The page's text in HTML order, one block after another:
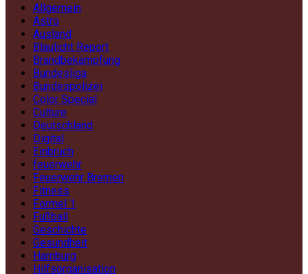
Allgemein
Astro
Ausland
Blaulicht Report
Brandbekämpfung
Bundesliga
Bundespolizei
Color Special
Culture
Deutschland
Digital
Einbruch
feuerwehr
Feuerwehr Bremen
Fitness
Formel 1
Fußball
Geschichte
Gesundheit
Hamburg
Hilfsorganisation